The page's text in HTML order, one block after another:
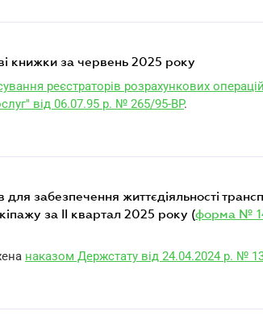
книжки за червень 2025 року
реєстраторів розрахункових
від 06.07.95 р. № 265/95-ВР.
за II квартал 2025 року (форма №
наказом Держстату від 24.04.2024 р. №